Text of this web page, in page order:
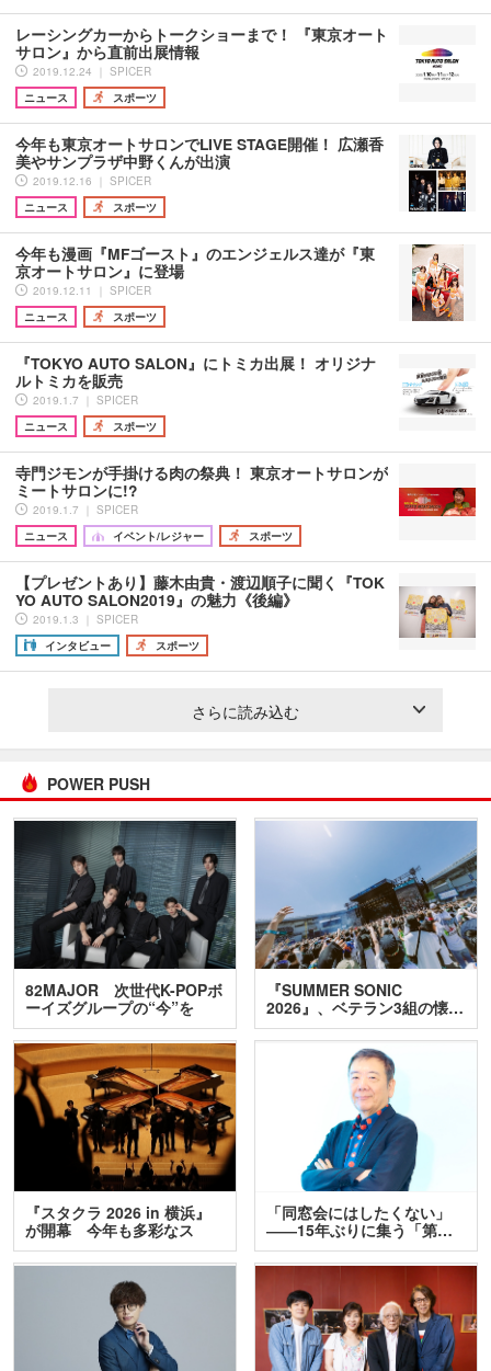
レーシングカーからトークショーまで！ 『東京オート
サロン』から直前出展情報
2019.12.24 ｜ SPICER
ニュース
スポーツ
今年も東京オートサロンでLIVE STAGE開催！ 広瀬香
美やサンプラザ中野くんが出演
2019.12.16 ｜ SPICER
ニュース
スポーツ
今年も漫画『MFゴースト』のエンジェルス達が『東
京オートサロン』に登場
2019.12.11 ｜ SPICER
ニュース
スポーツ
『TOKYO AUTO SALON』にトミカ出展！ オリジナ
ルトミカを販売
2019.1.7 ｜ SPICER
ニュース
スポーツ
寺門ジモンが手掛ける肉の祭典！ 東京オートサロンが
ミートサロンに!?
2019.1.7 ｜ SPICER
ニュース
イベント/レジャー スポーツ
【プレゼントあり】藤木由貴・渡辺順子に聞く『TOK
YO AUTO SALON2019』の魅力《後編》
2019.1.3 ｜ SPICER
インタビュー
スポーツ
さらに読み込む
POWER PUSH
82MAJOR 次世代K-POPボ
ーイズグループの“今”を
訊…
『SUMMER SONIC
2026』、ベテラン3組の懐…
『スタクラ 2026 in 横浜』
が開幕 今年も多彩なス
テ…
「同窓会にはしたくない」
――15年ぶりに集う「第…